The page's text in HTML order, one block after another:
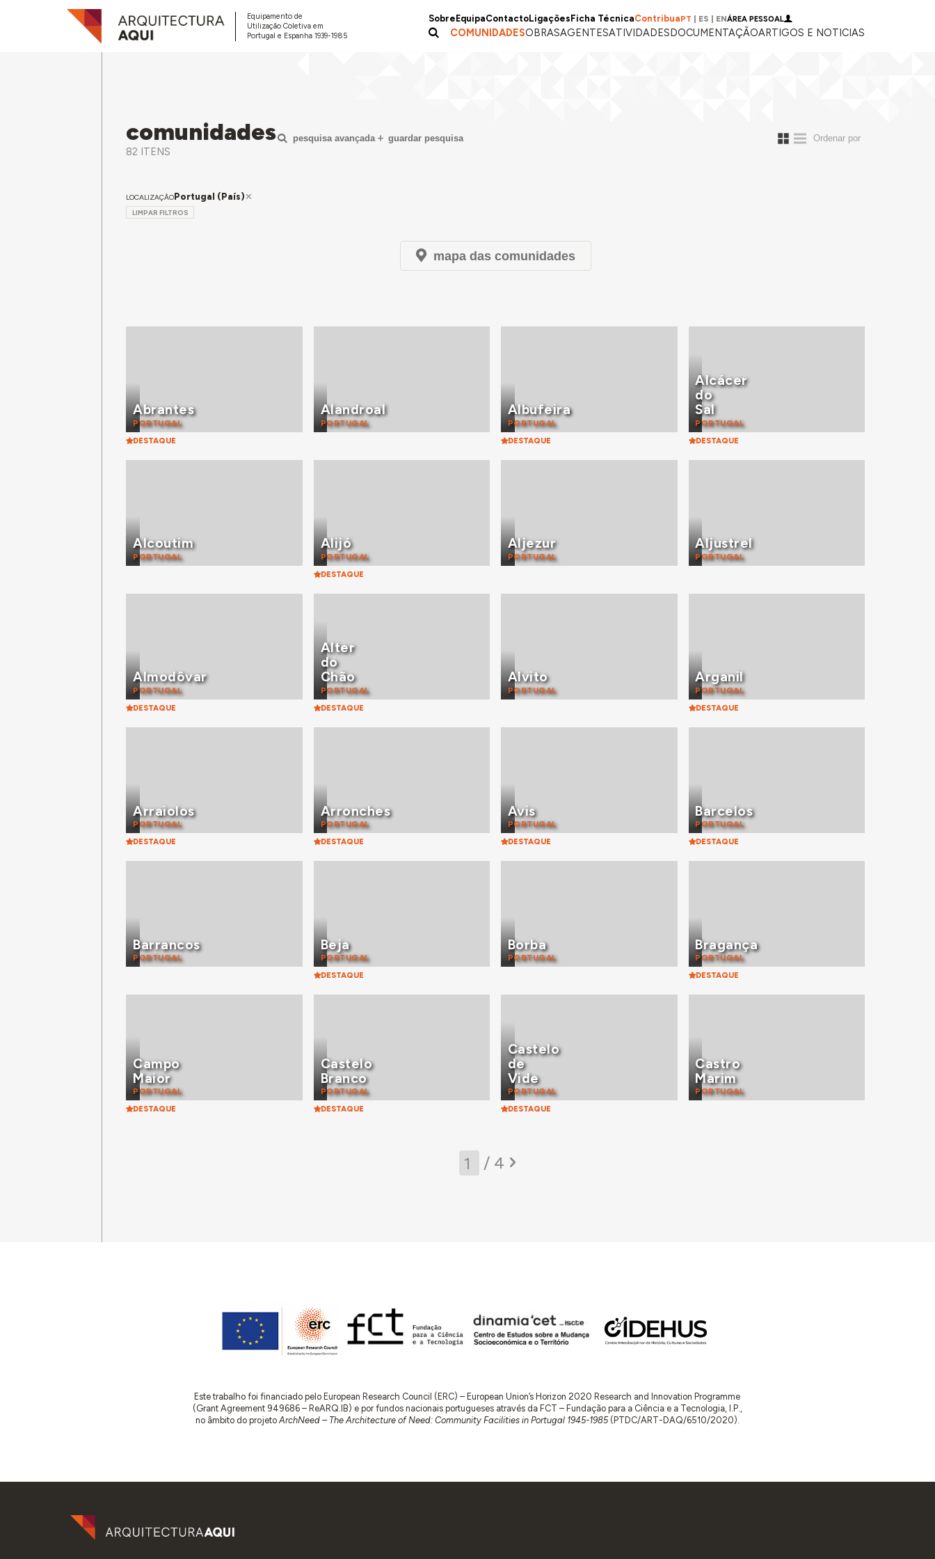
Equipamento de
Utilização Coletiva em
Portugal e Espanha 1939-1985
Sobre EquipaContactoLigações Ficha TécnicaContribuaPT ES ENÁREA PESSOAL
COMUNIDADESOBRASAGENTESATIVIDADESDOCUMENTAÇÃOARTIGOS E NOTICIAS
comunidades
82 ITENS
pesquisa avançada guardar pesquisa
LOCALIZAÇÃO Portugal (País)
LIMPAR FILTROS
mapa das comunidades
Abrantes
PORTUGAL
DESTAQUE
Alandroal
PORTUGAL
Albufeira
PORTUGAL
DESTAQUE
Alcácer
do
Sal
PORTUGAL
DESTAQUE
Alcoutim
PORTUGAL
Alijó
PORTUGAL
DESTAQUE
Aljezur
PORTUGAL
Aljustrel
PORTUGAL
Almodôvar
PORTUGAL
DESTAQUE
Alter
do
Chão
PORTUGAL
DESTAQUE
Alvito
PORTUGAL
Arganil
PORTUGAL
DESTAQUE
Arraiolos
PORTUGAL
DESTAQUE
Arronches
PORTUGAL
DESTAQUE
Avis
PORTUGAL
DESTAQUE
Barcelos
PORTUGAL
DESTAQUE
Barrancos
PORTUGAL
Beja
PORTUGAL
DESTAQUE
Borba
PORTUGAL
Bragança
PORTUGAL
DESTAQUE
Campo
Maior
PORTUGAL
DESTAQUE
Castelo
Branco
PORTUGAL
DESTAQUE
Castelo
de
Vide
PORTUGAL
DESTAQUE
Castro
Marim
PORTUGAL
/ 4
Este trabalho foi financiado pelo European Research Council (ERC) – European Union’s Horizon 2020 Research and Innovation Programme
(Grant Agreement 949686 – ReARQ.IB) e por fundos nacionais portugueses através da FCT – Fundação para a Ciência e a Tecnologia, I.P.,
no âmbito do projetoArchNeed – The Architecture of Need: Community Facilities in Portugal 1945-1985(PTDC/ART-DAQ/6510/2020).